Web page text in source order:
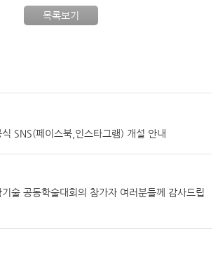
목록보기
SNS(페이스북,인스타그램) 개설 안내
술 공동학술대회의 참가자 여러분들께 감사드립